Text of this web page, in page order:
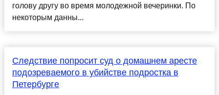
голову другу во время молодежной вечеринки. По
некоторым данны...
Следствие попросит суд о домашнем аресте
подозреваемого в убийстве подростка в
Петербурге